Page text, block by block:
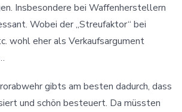
Insbesondere bei Waffenherstellern
Wobei der „Streufaktor“ bei
wohl eher als Verkaufsargument
gibts am besten dadurch, dass
und schön besteuert. Da müssten